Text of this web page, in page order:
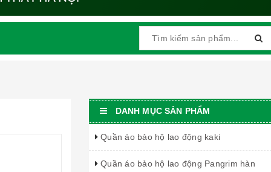
DANH MỤC SẢN PHẨM
Quần áo bảo hộ lao động kaki
Quần áo bảo hộ lao động Pangrim hàn